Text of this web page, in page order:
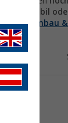
Wohnmobil
Einbau